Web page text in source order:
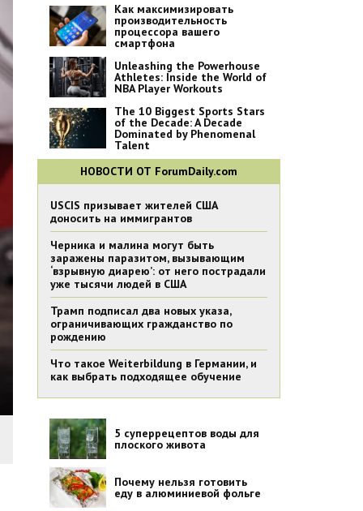
Как максимизировать
производительность
процессора вашего
смартфона
Unleashing the Powerhouse
Athletes: Inside the World of
NBA Player Workouts
The 10 Biggest Sports Stars
of the Decade: A Decade
Dominated by Phenomenal
Talent
НОВОСТИ ОТ ForumDaily.com
USCIS призывает жителей США
доносить на иммигрантов
Черника и малина могут быть
заражены паразитом, вызывающим
‘взрывную диарею’: от него пострадали
уже тысячи людей в США
Трамп подписал два новых указа,
ограничивающих гражданство по
рождению
Что такое Weiterbildung в Германии, и
как выбрать подходящее обучение
5 суперрецептов воды для
плоского живота
Почему нельзя готовить
еду в алюминиевой фольге